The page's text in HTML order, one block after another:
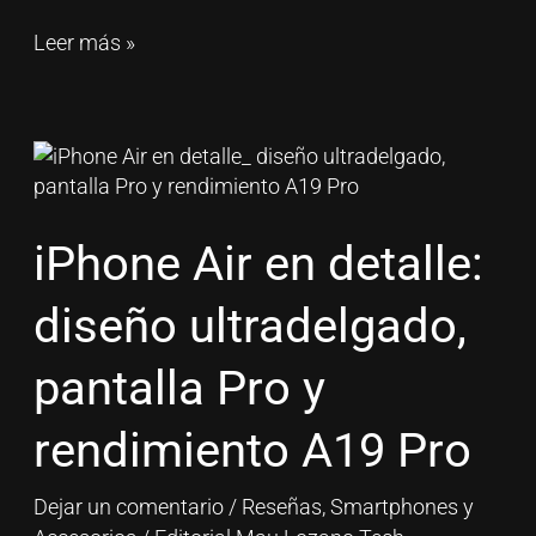
Leer más »
iPhone Air en detalle:
diseño ultradelgado,
pantalla Pro y
rendimiento A19 Pro
Dejar un comentario / Reseñas,Smartphones y
iPhone
Air
detalle:
diseño
ultradelgado,
pantalla
y
A19